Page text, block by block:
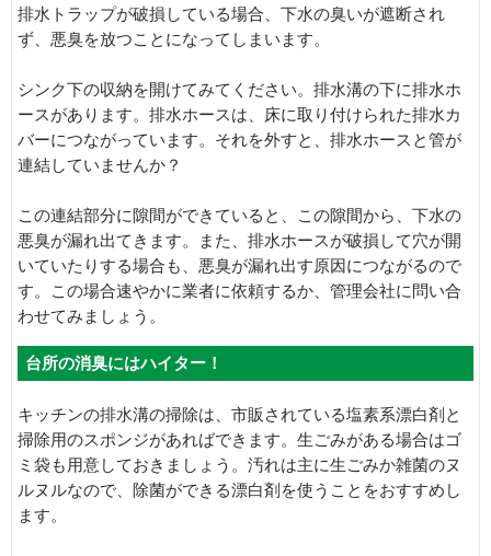
排水トラップが破損している場合、下水の臭いが遮断され
ず、悪臭を放つことになってしまいます。
シンク下の収納を開けてみてください。排水溝の下に排水ホ
ースがあります。排水ホースは、床に取り付けられた排水カ
バーにつながっています。それを外すと、排水ホースと管が
連結していませんか？
この連結部分に隙間ができていると、この隙間から、下水の
悪臭が漏れ出てきます。また、排水ホースが破損して穴が開
いていたりする場合も、悪臭が漏れ出す原因につながるので
す。この場合速やかに業者に依頼するか、管理会社に問い合
わせてみましょう。
台所の消臭にはハイター！
キッチンの排水溝の掃除は、市販されている塩素系漂白剤と
掃除用のスポンジがあればできます。生ごみがある場合はゴ
ミ袋も用意しておきましょう。汚れは主に生ごみか雑菌のヌ
ルヌルなので、除菌ができる漂白剤を使うことをおすすめし
ます。